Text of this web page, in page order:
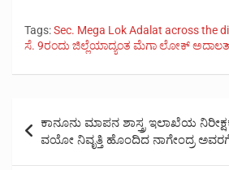
Tags:Sec. Mega Lok Adalat across the
ಸೆ. 9ರಂದು ಜಿಲ್ಲೆಯಾದ್ಯಂತ ಮೆಗಾ ಲೋಕ್
navigation
ಕಾನೂನು ಮಾಪನ ಶಾಸ್ತ್ರ ಇಲಾಖೆಯ
ವಯೋ ನಿವೃತ್ತಿ ಹೊಂದಿದ ನಾಗೇಂದ್ರ